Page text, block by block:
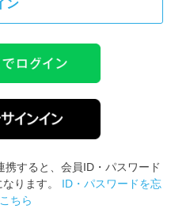
ン
すると、会員ID・パスワード
ります。 ID・パスワードを忘
ちら